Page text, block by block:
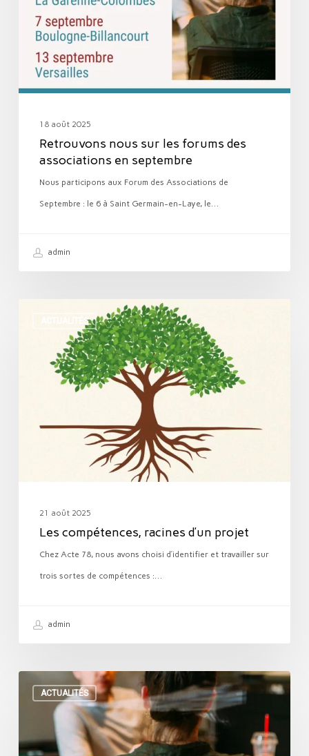
forums
des
associations
septembre
18 août 2025
Retrouvons nous sur les forums des
associations en septembre
Nous participons aux Forum des Associations de
Septembre : le 6 à Saint Germain-en-Laye, le…
admin
ACTUALITÉS
compétences,
21 août 2025
Les compétences, racines d’un projet
Chez Acte 78, nous avons choisi d’identifier et travailler sur
trois sortes de compétences :…
admin
ACTUALITÉS
ACTE
en